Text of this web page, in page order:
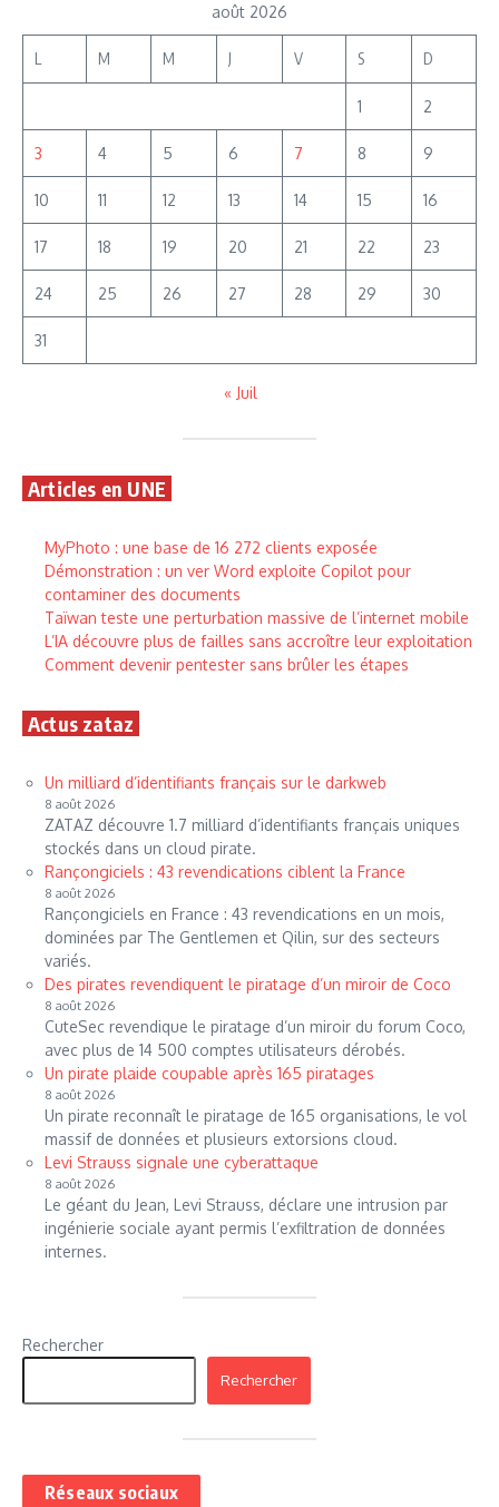
août 2026
L M M J V S D
1 2
3 4 5 6 7 8 9
10 11 12 13 14 15 16
17 18 19 20 21 22 23
24 25 26 27 28 29 30
31
« Juil
Articles en UNE
MyPhoto : une base de 16 272 clients exposée
Démonstration : un ver Word exploite Copilot pour
contaminer des documents
Taïwan teste une perturbation massive de l’internet mobile
L’IA découvre plus de failles sans accroître leur exploitation
Comment devenir pentester sans brûler les étapes
Actus zataz
Un milliard d’identifiants français sur le darkweb
8 août 2026
ZATAZ découvre 1.7 milliard d’identifiants français uniques
stockés dans un cloud pirate.
Rançongiciels : 43 revendications ciblent la France
8 août 2026
Rançongiciels en France : 43 revendications en un mois,
dominées par The Gentlemen et Qilin, sur des secteurs
variés.
Des pirates revendiquent le piratage d’un miroir de Coco
8 août 2026
CuteSec revendique le piratage d’un miroir du forum Coco,
avec plus de 14 500 comptes utilisateurs dérobés.
Un pirate plaide coupable après 165 piratages
8 août 2026
Un pirate reconnaît le piratage de 165 organisations, le vol
massif de données et plusieurs extorsions cloud.
Levi Strauss signale une cyberattaque
8 août 2026
Le géant du Jean, Levi Strauss, déclare une intrusion par
ingénierie sociale ayant permis l’exfiltration de données
internes.
Rechercher
Rechercher
Réseaux sociaux